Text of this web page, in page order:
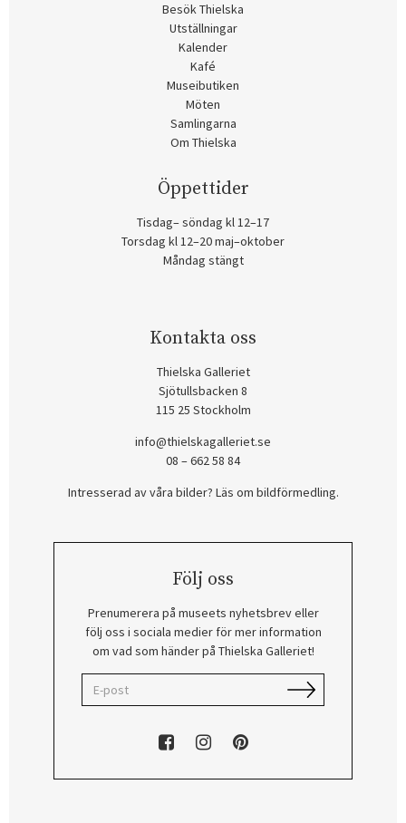
Besök Thielska
Utställningar
Kalender
Kafé
Museibutiken
Möten
Samlingarna
Om Thielska
Öppettider
Tisdag– söndag kl 12–17
Torsdag kl 12–20 maj–oktober
Måndag stängt
Kontakta oss
Thielska Galleriet
Sjötullsbacken 8
115 25 Stockholm
info@thielskagalleriet.se
08 – 662 58 84
Intresserad av våra bilder? Läs om bildförmedling.
Följ oss
Prenumerera på museets nyhetsbrev eller
följ oss i sociala medier för mer information
om vad som händer på Thielska Galleriet!